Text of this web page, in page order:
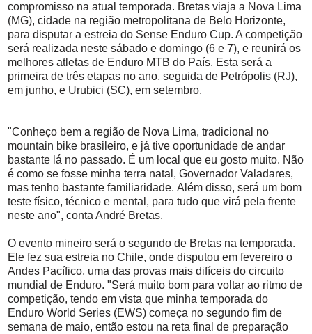
compromisso na atual temporada. Bretas viaja a Nova Lima
(MG), cidade na região metropolitana de Belo Horizonte,
para disputar a estreia do Sense Enduro Cup. A competição
será realizada neste sábado e domingo (6 e 7), e reunirá os
melhores atletas de Enduro MTB do País. Esta será a
primeira de três etapas no ano, seguida de Petrópolis (RJ),
em junho, e Urubici (SC), em setembro.
"Conheço bem a região de Nova Lima, tradicional no
mountain bike brasileiro, e já tive oportunidade de andar
bastante lá no passado. É um local que eu gosto muito. Não
é como se fosse minha terra natal, Governador Valadares,
mas tenho bastante familiaridade. Além disso, será um bom
teste físico, técnico e mental, para tudo que virá pela frente
neste ano", conta André Bretas.
O evento mineiro será o segundo de Bretas na temporada.
Ele fez sua estreia no Chile, onde disputou em fevereiro o
Andes Pacífico, uma das provas mais difíceis do circuito
mundial de Enduro. "Será muito bom para voltar ao ritmo de
competição, tendo em vista que minha temporada do
Enduro World Series (EWS) começa no segundo fim de
semana de maio, então estou na reta final de preparação